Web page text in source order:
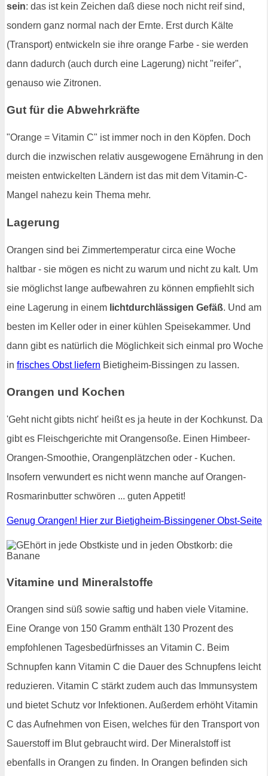
sein: das ist kein Zeichen daß diese noch nicht reif sind,
sondern ganz normal nach der Ernte. Erst durch Kälte
(Transport) entwickeln sie ihre orange Farbe - sie werden
dann dadurch (auch durch eine Lagerung) nicht "reifer",
genauso wie Zitronen.
Gut für die Abwehrkräfte
"Orange = Vitamin C" ist immer noch in den Köpfen. Doch
durch die inzwischen relativ ausgewogene Ernährung in den
meisten entwickelten Ländern ist das mit dem Vitamin-C-
Mangel nahezu kein Thema mehr.
Lagerung
Orangen sind bei Zimmertemperatur circa eine Woche
haltbar - sie mögen es nicht zu warum und nicht zu kalt. Um
sie möglichst lange aufbewahren zu können empfiehlt sich
eine Lagerung in einem lichtdurchlässigen Gefäß. Und am
besten im Keller oder in einer kühlen Speisekammer. Und
dann gibt es natürlich die Möglichkeit sich einmal pro Woche
in frisches Obst liefern Bietigheim-Bissingen zu lassen.
Orangen und Kochen
'Geht nicht gibts nicht' heißt es ja heute in der Kochkunst. Da
gibt es Fleischgerichte mit Orangensoße. Einen Himbeer-
Orangen-Smoothie, Orangenplätzchen oder - Kuchen.
Insofern verwundert es nicht wenn manche auf Orangen-
Rosmarinbutter schwören ... guten Appetit!
Genug Orangen! Hier zur Bietigheim-Bissingener Obst-Seite
Vitamine und Mineralstoffe
Orangen sind süß sowie saftig und haben viele Vitamine.
Eine Orange von 150 Gramm enthält 130 Prozent des
empfohlenen Tagesbedürfnisses an Vitamin C. Beim
Schnupfen kann Vitamin C die Dauer des Schnupfens leicht
reduzieren. Vitamin C stärkt zudem auch das Immunsystem
und bietet Schutz vor Infektionen. Außerdem erhöht Vitamin
C das Aufnehmen von Eisen, welches für den Transport von
Sauerstoff im Blut gebraucht wird. Der Mineralstoff ist
ebenfalls in Orangen zu finden. In Orangen befinden sich